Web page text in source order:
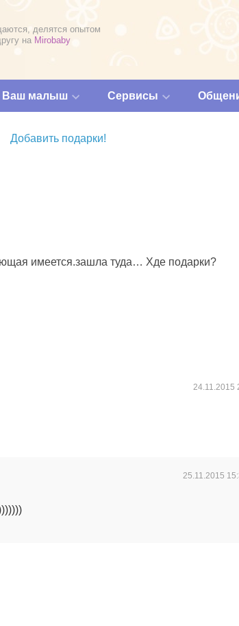
делятся опытом
на Mirobaby
Ваш малыш Сервисы
Добавить подарки!
имеется.зашла туда… Хде подарки?
24.11.2015
25.11.2015